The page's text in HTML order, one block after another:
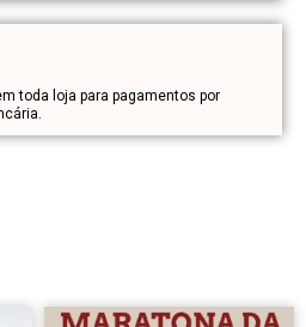
toda loja para pagamentos por